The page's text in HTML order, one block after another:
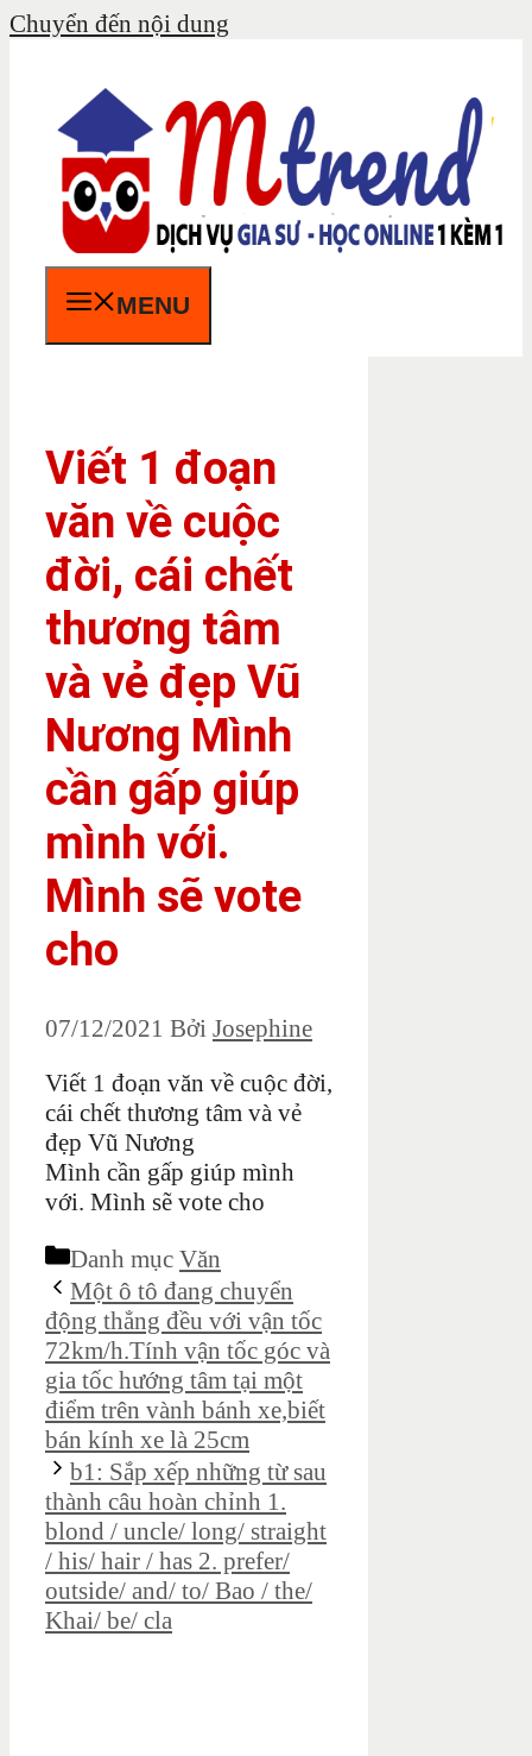
Chuyển đến nội dung
MENU
Viết 1 đoạn
văn về cuộc
đời, cái chết
thương tâm
và vẻ đẹp Vũ
Nương Mình
cần gấp giúp
mình với.
Mình sẽ vote
cho
07/12/2021 Bởi Josephine
Viết 1 đoạn văn về cuộc đời,
cái chết thương tâm và vẻ
đẹp Vũ Nương
Mình cần gấp giúp mình
với. Mình sẽ vote cho
Danh mục Văn
Một ô tô đang chuyển
động thẳng đều với vận tốc
72km/h.Tính vận tốc góc và
gia tốc hướng tâm tại một
điểm trên vành bánh xe,biết
bán kính xe là 25cm
b1: Sắp xếp những từ sau
thành câu hoàn chỉnh 1.
blond / uncle/ long/ straight
/ his/ hair / has 2. prefer/
outside/ and/ to/ Bao / the/
Khai/ be/ cla